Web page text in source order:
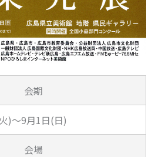
ュ
ー
会期
)～9月1日(日)
会場